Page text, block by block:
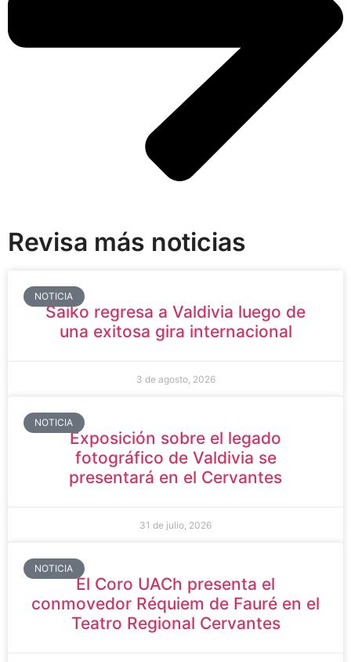
Revisa más noticias
NOTICIA
Saiko regresa a Valdivia luego de
una exitosa gira internacional
3 de agosto, 2026
NOTICIA
Exposición sobre el legado
fotográfico de Valdivia se
presentará en el Cervantes
31 de julio, 2026
NOTICIA
El Coro UACh presenta el
conmovedor Réquiem de Fauré en el
Teatro Regional Cervantes